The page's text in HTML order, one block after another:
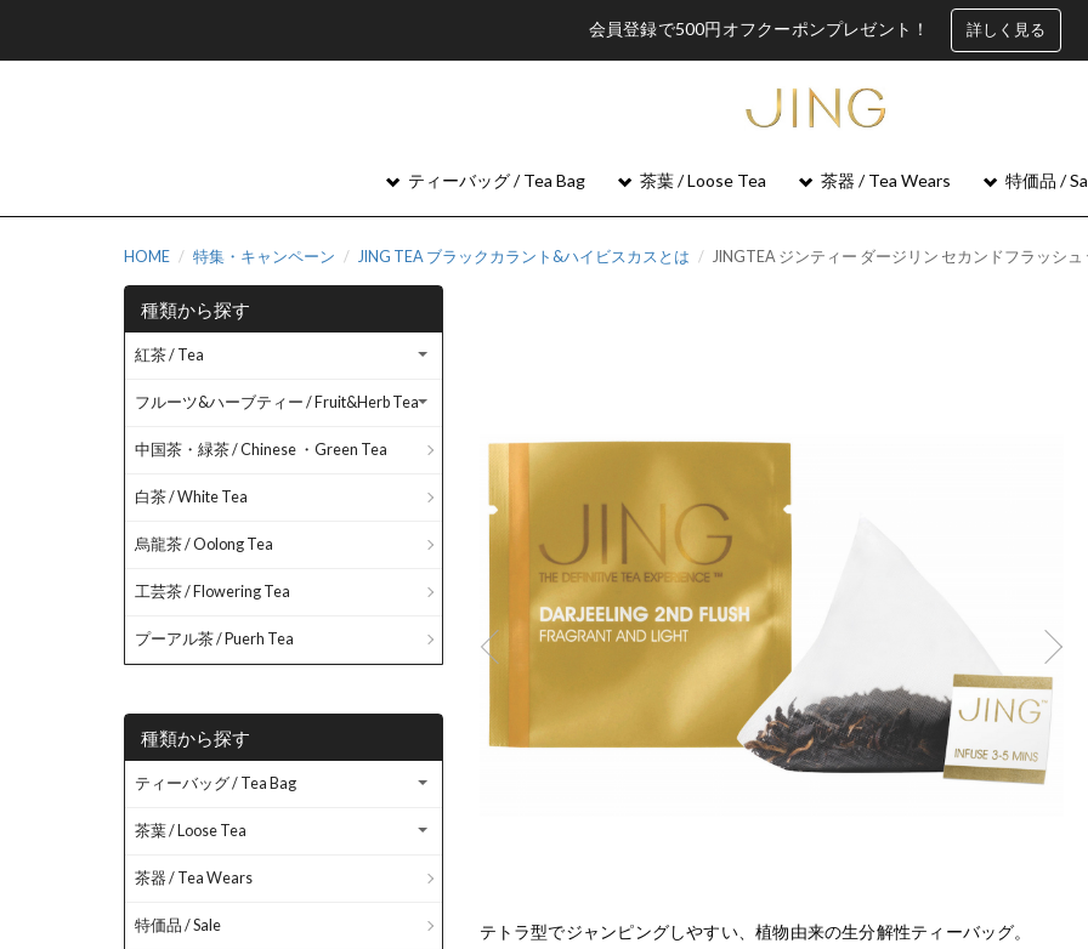
会員登録で500円オフクーポンプレゼント！ 詳しく見る
ティーバッグ / Tea Bag 茶葉 / Loose Tea 茶器 / Tea Wears 特価品 /
HOME 特集・キャンペーン JING TEA ブラックカラント&ハイビスカスとは JINGTEA ジンティー ダージリン セカンドフラッシ
おり茶葉の鮮度を保ちます。商品は10袋をパウチの袋に入 テトラ型でジャンピングしやすい、植物由来の生分解性ティーバッグ。
種類から探す
紅茶 / Tea
フルーツ&ハーブティー / Fruit&Herb Tea
中国茶・緑茶 / Chinese ・Green Tea
白茶 / White Tea
烏龍茶 / Oolong Tea
工芸茶 / Flowering Tea
プーアル茶 / Puerh Tea
種類から探す
ティーバッグ / Tea Bag
茶葉 / Loose Tea
茶器 / Tea Wears
特価品 / Sale